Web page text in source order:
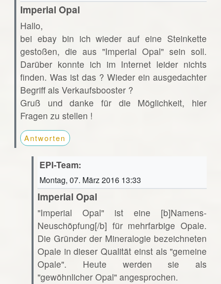
Imperial Opal
Hallo,
bei ebay bin ich wieder auf eine Steinkette
gestoßen, die aus "Imperial Opal" sein soll.
Darüber konnte ich im Internet leider nichts
finden. Was ist das ? Wieder ein ausgedachter
Begriff als Verkaufsbooster ?
Gruß und danke für die Möglichkeit, hier
Fragen zu stellen !
Antworten
EPI-Team:
Montag, 07. März 2016 13:33
Imperial Opal
"Imperial Opal" ist eine [b]Namens-
Neuschöpfung[/b] für mehrfarbige Opale.
Die Gründer der Mineralogie bezeichneten
Opale in dieser Qualität einst als "gemeine
Opale". Heute werden sie als
"gewöhnlicher Opal" angesprochen.